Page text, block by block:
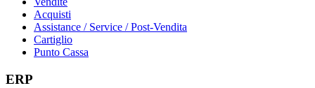
Acquisti
Assistance / Service / Post-Vendita
Cartiglio
Punto Cassa
ERP